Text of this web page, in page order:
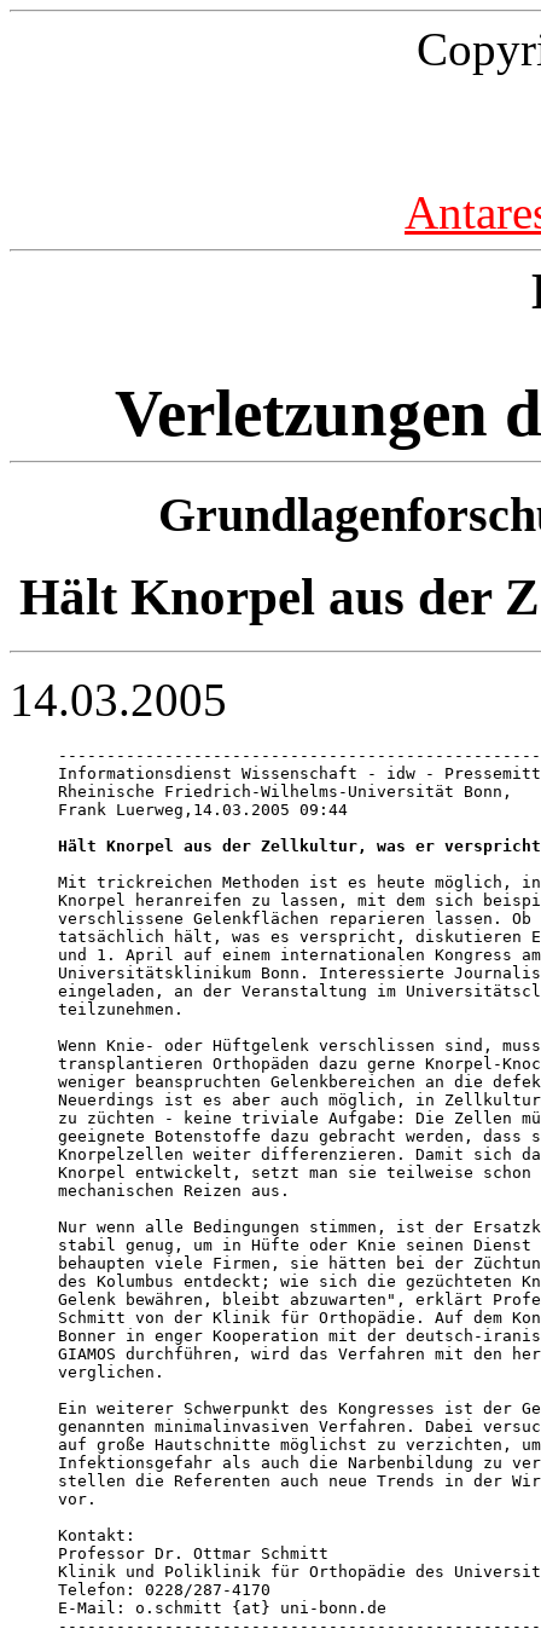
Verletzungen
Hält Knorpel aus der
14.03.2005
Informationsdienst Wissenschaft - idw -
Rheinische Friedrich-Wilhelms-Universität Bonn,
Frank Luerweg,14.03.2005 09:44
Hält Knorpel aus der Zellkultur, was er
Mit trickreichen Methoden ist es heute möglich,
Knorpel heranreifen zu lassen, mit dem sich
verschlissene Gelenkflächen reparieren lassen. Ob
tatsächlich hält, was es verspricht, diskutieren
und 1. April auf einem internationalen Kongress am
Universitätsklinikum Bonn. Interessierte
eingeladen, an der Veranstaltung im
teilzunehmen.
Wenn Knie- oder Hüftgelenk verschlissen sind,
transplantieren Orthopäden dazu gerne Knorpel-
weniger beanspruchten Gelenkbereichen an die
Neuerdings ist es aber auch möglich, in
zu züchten - keine triviale Aufgabe: Die Zellen
geeignete Botenstoffe dazu gebracht werden,
Knorpelzellen weiter differenzieren. Damit sich
Knorpel entwickelt, setzt man sie teilweise
mechanischen Reizen aus.
Nur wenn alle Bedingungen stimmen, ist der
stabil genug, um in Hüfte oder Knie seinen Dienst
behaupten viele Firmen, sie hätten bei der
des Kolumbus entdeckt; wie sich die gezüchteten
Gelenk bewähren, bleibt abzuwarten", erklärt
Schmitt von der Klinik für Orthopädie. Auf dem
Bonner in enger Kooperation mit der deutsch-
GIAMOS durchführen, wird das Verfahren mit den
verglichen.
Ein weiterer Schwerpunkt des Kongresses ist der
genannten minimalinvasiven Verfahren. Dabei
auf große Hautschnitte möglichst zu verzichten,
Infektionsgefahr als auch die Narbenbildung zu
stellen die Referenten auch neue Trends in der
vor.
Kontakt:
Professor Dr. Ottmar Schmitt
Klinik und Poliklinik für Orthopädie des
Telefon: 0228/287-4170
E-Mail: o.schmitt {at} uni-bonn.de